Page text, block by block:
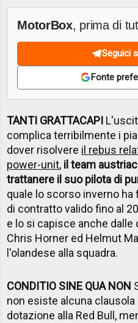
MotorBox, prima di
Seguici
Fonte
TANTI GRATTACAPI
complica terribilmente i
dover risolvere il rebus
power-unit, il team
trattanere il suo pilota di
quale lo scorso inverno
di contratto valido fino al
e lo si capisce anche
Chris Horner ed Helmut
l'olandese alla squadra.
CONDITIO SINE QUA NON
non esiste alcuna
dotazione alla Red Bull,